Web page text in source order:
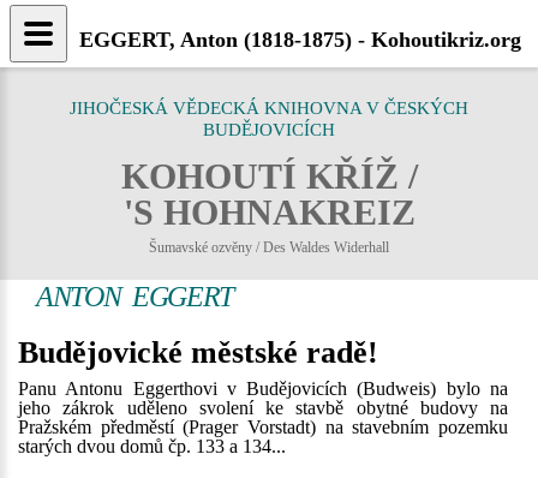
JIHOČESKÁ VĚDECKÁ KNIHOVNA V ČESKÝCH
BUDĚJOVICÍCH
KOHOUTÍ KŘÍŽ /
'S HOHNAKREIZ
Šumavské ozvěny / Des Waldes Widerhall
ANTON EGGERT
Budějovické městské radě!
Panu Antonu Eggerthovi v Budějovicích (Budweis) bylo na
jeho zákrok uděleno svolení ke stavbě obytné budovy na
Pražském předměstí (Prager Vorstadt) na stavebním pozemku
starých dvou domů čp. 133 a 134...
EGGERT, Anton (1818-1875) - Kohoutikriz.org